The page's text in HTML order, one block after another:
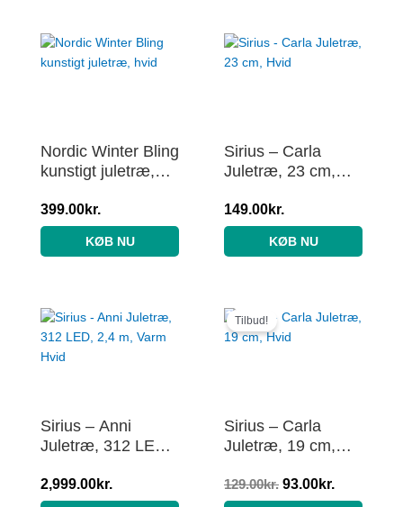
Nordic Winter Bling
kunstigt juletræ,
399.00kr.
KØB NU
Sirius – Carla
Juletræ, 23 cm,
149.00kr.
KØB NU
Sirius – Anni
Juletræ, 312 LED,
2,999.00kr.
Tilbud!
Sirius – Carla
Juletræ, 19 cm,
129.00kr.
oprindelige
pris
93.00kr.
aktuelle